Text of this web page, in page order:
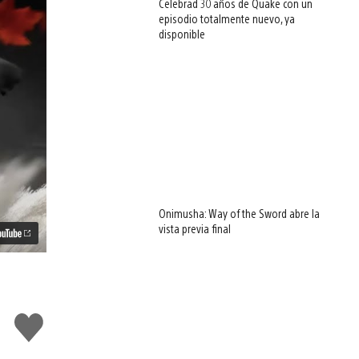
Me
gusta
esto
Celebrad 30 años de Quake con un
episodio totalmente nuevo, ya
disponible
Onimusha: Way of the Sword abre la
vista previa final